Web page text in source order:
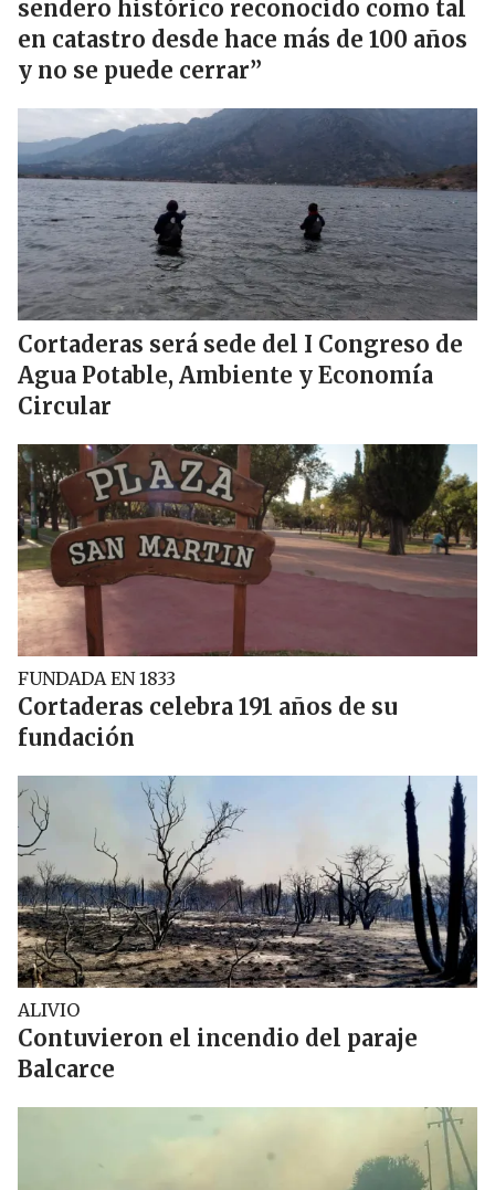
sendero histórico reconocido como tal
en catastro desde hace más de 100 años
y no se puede cerrar”
Cortaderas será sede del I Congreso de
Agua Potable, Ambiente y Economía
Circular
FUNDADA EN 1833
Cortaderas celebra 191 años de su
fundación
ALIVIO
Contuvieron el incendio del paraje
Balcarce